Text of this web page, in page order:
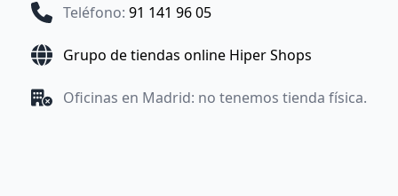
Teléfono: 91 141 96 05
Grupo de tiendas online Hiper Shops
Oficinas en Madrid: no tenemos tienda física.